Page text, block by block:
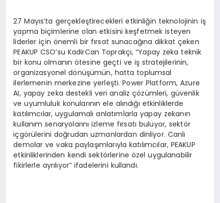
27 Mayıs’ta gerçekleştirecekleri etkinliğin teknolojinin iş
yapma biçimlerine olan etkisini keşfetmek isteyen
liderler için önemli bir fırsat sunacağına dikkat çeken
PEAKUP CSO’su KadirCan Toprakçı, “Yapay zeka teknik
bir konu olmanın ötesine geçti ve iş stratejilerinin,
organizasyonel dönüşümün, hatta toplumsal
ilerlemenin merkezine yerleşti. Power Platform, Azure
AI, yapay zeka destekli veri analiz çözümleri, güvenlik
ve uyumluluk konularının ele alındığı etkinliklerde
katılımcılar, uygulamalı anlatımlarla yapay zekanın
kullanım senaryolarını izleme fırsatı buluyor, sektör
içgörülerini doğrudan uzmanlardan dinliyor. Canlı
demolar ve vaka paylaşımlarıyla katılımcılar, PEAKUP
etkinliklerinden kendi sektörlerine özel uygulanabilir
fikirlerle ayrılıyor” ifadelerini kullandı.